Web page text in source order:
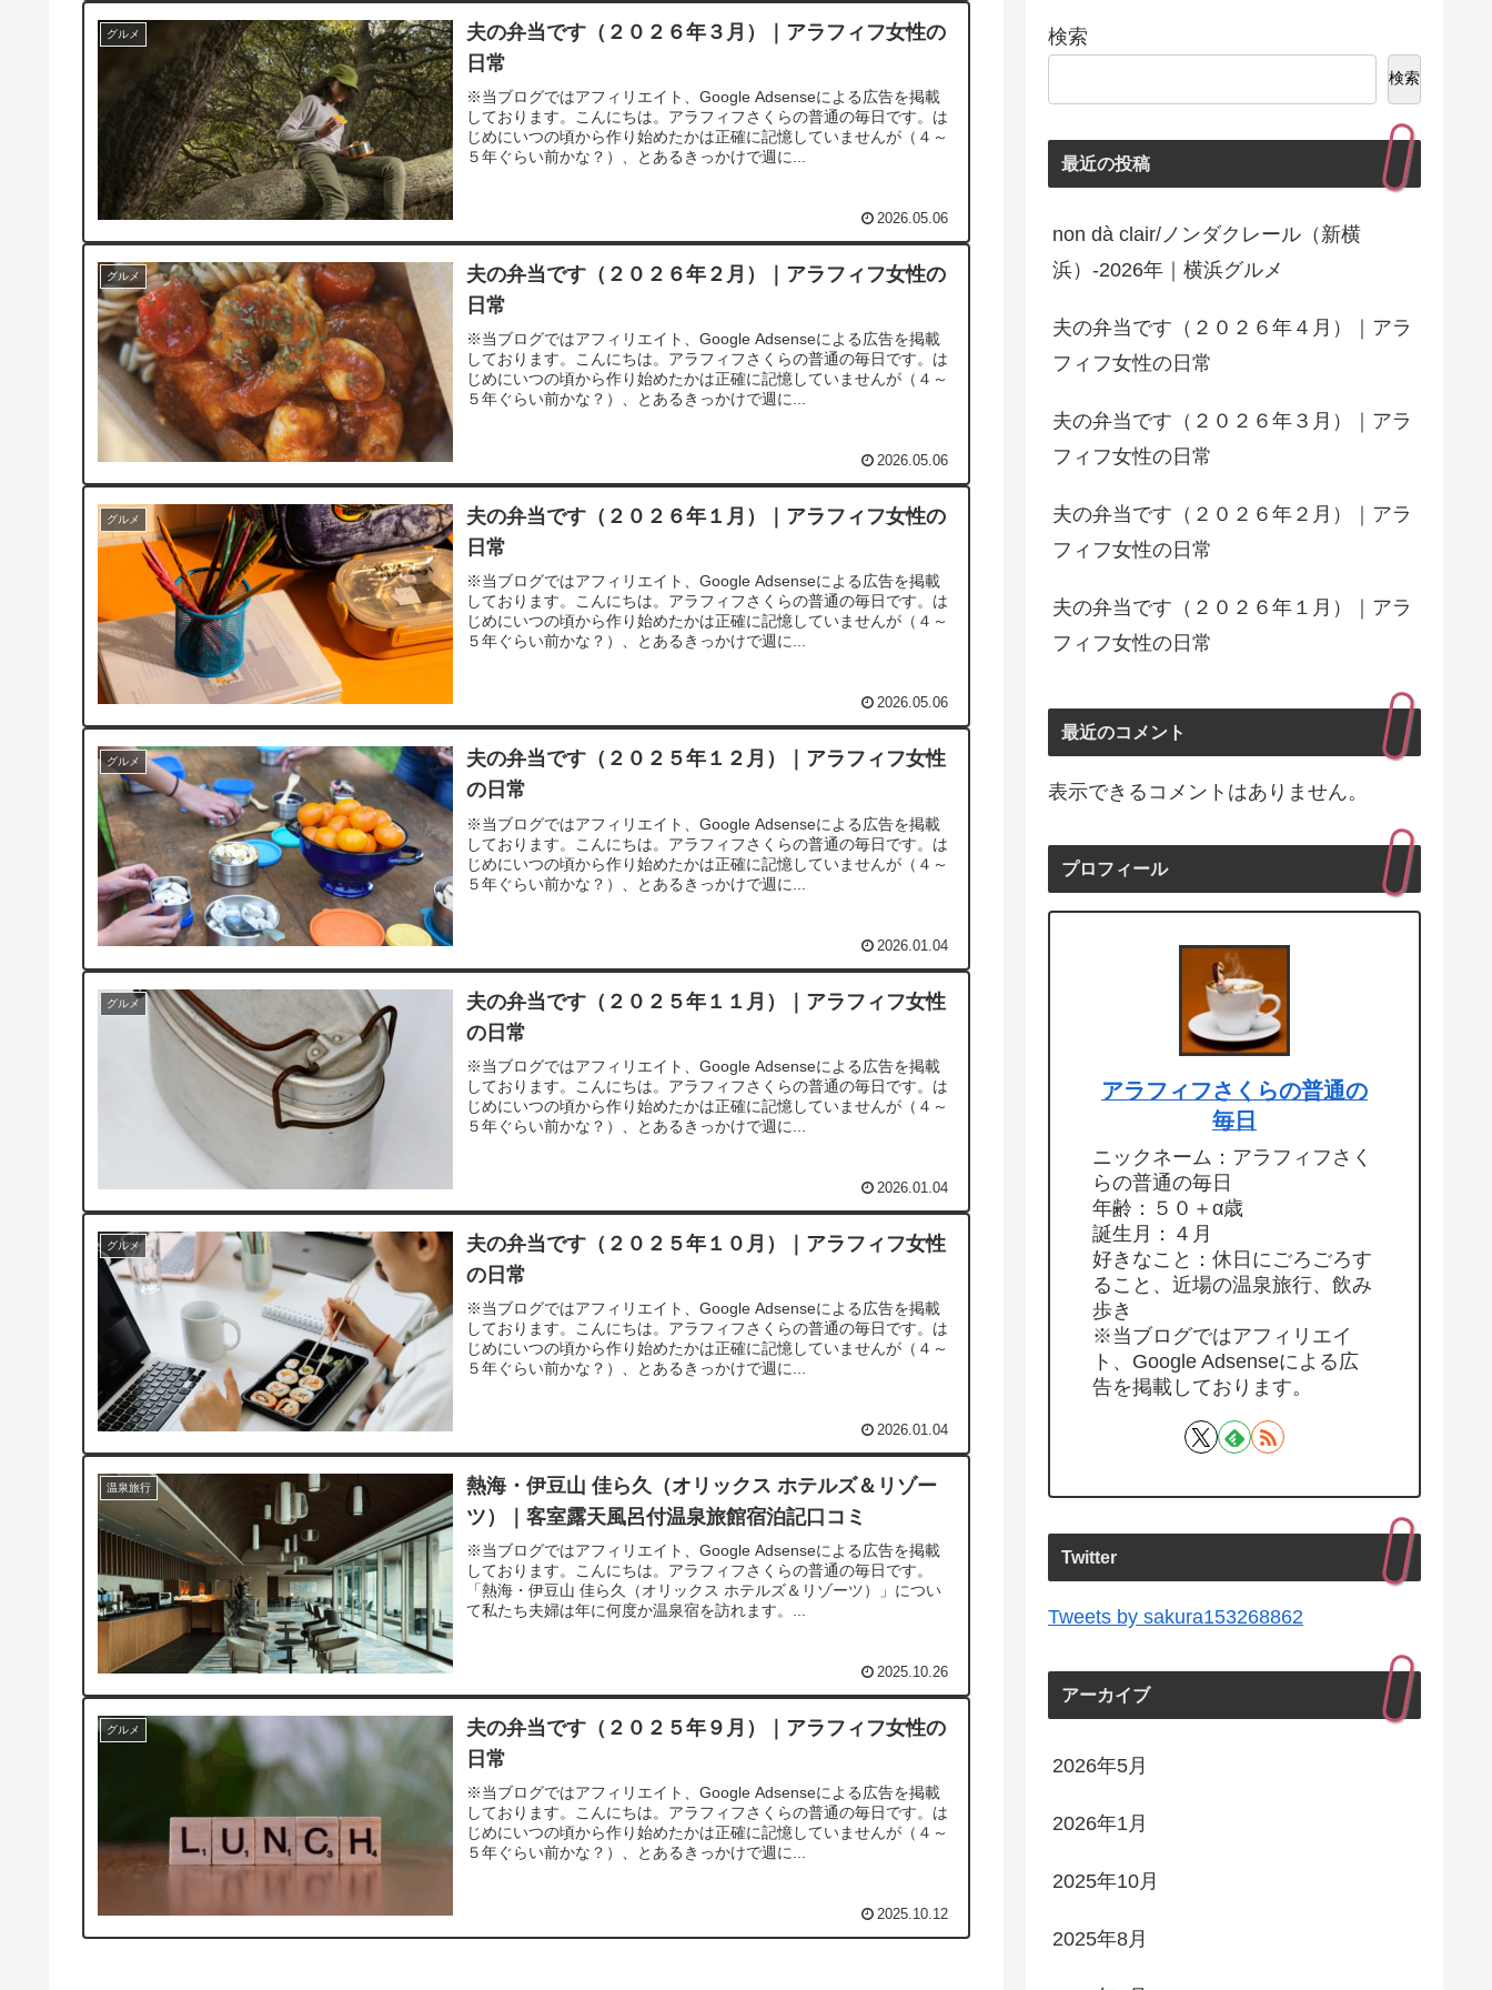
グルメ
夫の弁当です（２０２６年３月）｜アラフィフ女性の
日常
※当ブログではアフィリエイト、Google Adsenseによる広告を掲載
しております。こんにちは。アラフィフさくらの普通の毎日です。は
じめにいつの頃から作り始めたかは正確に記憶していませんが（４～
５年ぐらい前かな？）、とあるきっかけで週に...
2026.05.06
グルメ
夫の弁当です（２０２６年２月）｜アラフィフ女性の
日常
※当ブログではアフィリエイト、Google Adsenseによる広告を掲載
しております。こんにちは。アラフィフさくらの普通の毎日です。は
じめにいつの頃から作り始めたかは正確に記憶していませんが（４～
５年ぐらい前かな？）、とあるきっかけで週に...
2026.05.06
グルメ
夫の弁当です（２０２６年１月）｜アラフィフ女性の
日常
※当ブログではアフィリエイト、Google Adsenseによる広告を掲載
しております。こんにちは。アラフィフさくらの普通の毎日です。は
じめにいつの頃から作り始めたかは正確に記憶していませんが（４～
５年ぐらい前かな？）、とあるきっかけで週に...
2026.05.06
グルメ
夫の弁当です（２０２５年１２月）｜アラフィフ女性
の日常
※当ブログではアフィリエイト、Google Adsenseによる広告を掲載
しております。こんにちは。アラフィフさくらの普通の毎日です。は
じめにいつの頃から作り始めたかは正確に記憶していませんが（４～
５年ぐらい前かな？）、とあるきっかけで週に...
2026.01.04
グルメ
夫の弁当です（２０２５年１１月）｜アラフィフ女性
の日常
※当ブログではアフィリエイト、Google Adsenseによる広告を掲載
しております。こんにちは。アラフィフさくらの普通の毎日です。は
じめにいつの頃から作り始めたかは正確に記憶していませんが（４～
５年ぐらい前かな？）、とあるきっかけで週に...
2026.01.04
グルメ
夫の弁当です（２０２５年１０月）｜アラフィフ女性
の日常
※当ブログではアフィリエイト、Google Adsenseによる広告を掲載
しております。こんにちは。アラフィフさくらの普通の毎日です。は
じめにいつの頃から作り始めたかは正確に記憶していませんが（４～
５年ぐらい前かな？）、とあるきっかけで週に...
2026.01.04
温泉旅行
熱海・伊豆山 佳ら久（オリックス ホテルズ＆リゾー
ツ）｜客室露天風呂付温泉旅館宿泊記口コミ
※当ブログではアフィリエイト、Google Adsenseによる広告を掲載
しております。こんにちは。アラフィフさくらの普通の毎日です。
「熱海・伊豆山 佳ら久（オリックス ホテルズ＆リゾーツ）」につい
て私たち夫婦は年に何度か温泉宿を訪れます。...
2025.10.26
グルメ
夫の弁当です（２０２５年９月）｜アラフィフ女性の
日常
※当ブログではアフィリエイト、Google Adsenseによる広告を掲載
しております。こんにちは。アラフィフさくらの普通の毎日です。は
じめにいつの頃から作り始めたかは正確に記憶していませんが（４～
５年ぐらい前かな？）、とあるきっかけで週に...
2025.10.12
検索
検索
最近の投稿
non dà clair/ノンダクレール（新横
浜）-2026年｜横浜グルメ
夫の弁当です（２０２６年４月）｜アラ
フィフ女性の日常
夫の弁当です（２０２６年３月）｜アラ
フィフ女性の日常
夫の弁当です（２０２６年２月）｜アラ
フィフ女性の日常
夫の弁当です（２０２６年１月）｜アラ
フィフ女性の日常
最近のコメント
表示できるコメントはありません。
プロフィール
アラフィフさくらの普通の
毎日
ニックネーム：アラフィフさく
らの普通の毎日
年齢：５０＋α歳
誕生月：４月
好きなこと：休日にごろごろす
ること、近場の温泉旅行、飲み
歩き
※当ブログではアフィリエイ
ト、Google Adsenseによる広
告を掲載しております。
Twitter
Tweets by sakura153268862
アーカイブ
2026年5月
2026年1月
2025年10月
2025年8月